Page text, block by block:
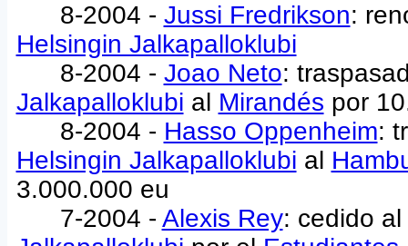
8-2004 - Jussi Fredrikson:
Helsingin Jalkapalloklubi
8-2004 - Joao Neto:
Jalkapalloklubi al Mirandés por
8-2004 - Hasso Oppenheim:
Helsingin Jalkapalloklubi al
3.000.000 eu
7-2004 - Alexis Rey: cedido al